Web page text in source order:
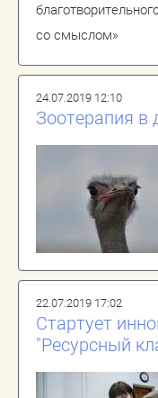
со смыслом»
24.07.2019 12:10
Зоотерапия в
22.07.2019 17:02
Стартует
"Ресурсный